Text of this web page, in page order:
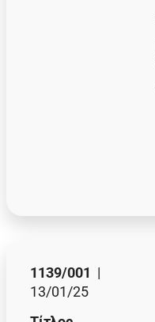
1139/001 |
13/01/25